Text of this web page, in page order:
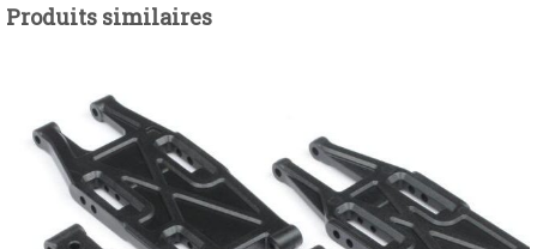
Produits similaires